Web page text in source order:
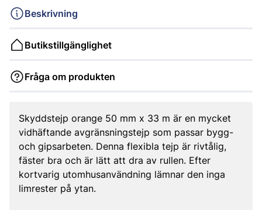
Beskrivning
Butikstillgänglighet
Fråga om produkten
Skyddstejp orange 50 mm x 33 m är en mycket
vidhäftande avgränsningstejp som passar bygg-
och gipsarbeten. Denna flexibla tejp är rivtålig,
fäster bra och är lätt att dra av rullen. Efter
kortvarig utomhusanvändning lämnar den inga
limrester på ytan.